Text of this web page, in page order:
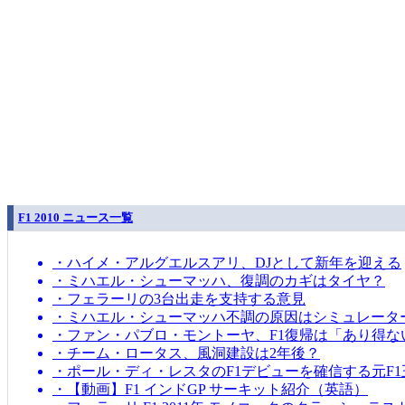
F1 2010 ニュース一覧
・ハイメ・アルグエルスアリ、DJとして新年を迎える
・ミハエル・シューマッハ、復調のカギはタイヤ？
・フェラーリの3台出走を支持する意見
・ミハエル・シューマッハ不調の原因はシミュレータ
・ファン・パブロ・モントーヤ、F1復帰は「あり得な
・チーム・ロータス、風洞建設は2年後？
・ポール・ディ・レスタのF1デビューを確信する元F1
・【動画】F1 インドGP サーキット紹介（英語）